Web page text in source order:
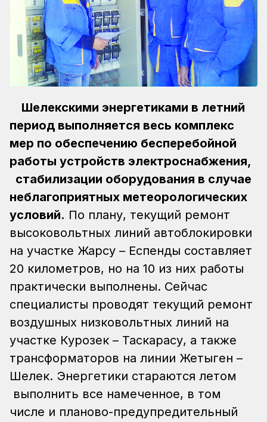
Шелекскими энергетиками в летний
период выполняется весь комплекс
мер по обеспечению бесперебойной
работы устройств электроснабжения,
стабилизации оборудования в случае
неблагоприятных метеорологических
условий. По плану, текущий ремонт
высоковольтных линий автоблокировки
на участке Жарсу – Еспенды составляет
20 километров, но на 10 из них работы
практически выполнены. Сейчас
специалисты проводят текущий ремонт
воздушных низковольтных линий на
участке Курозек – Таскарасу, а также
трансформаторов на линии Жетыген –
Шелек. Энергетики стараются летом
выполнить все намеченное, в том
числе и планово-предупредительный